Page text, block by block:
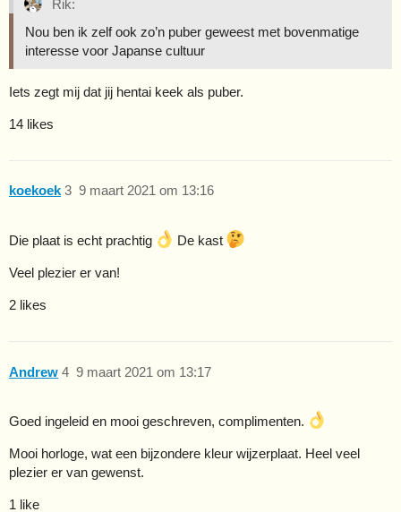
Rik:
Nou ben ik zelf ook zo’n puber geweest met bovenmatige
interesse voor Japanse cultuur
Iets zegt mij dat jij hentai keek als puber.
14 likes
koekoek 9 maart 2021 om 13:16
3
Die plaat is echt prachtig De kast
Veel plezier er van!
2 likes
Andrew 9 maart 2021 om 13:17
4
Goed ingeleid en mooi geschreven, complimenten.
Mooi horloge, wat een bijzondere kleur wijzerplaat. Heel veel
plezier er van gewenst.
1 like